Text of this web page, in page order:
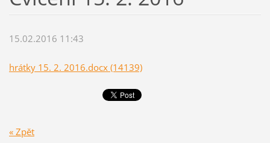
15.02.2016 11:43
hrátky 15. 2. 2016.docx (14139)
« Zpět